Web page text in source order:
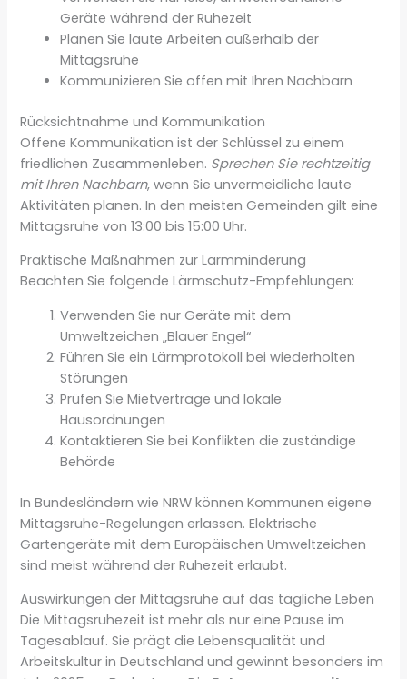
Geräte während der Ruhezeit
Planen Sie laute Arbeiten außerhalb der
Mittagsruhe
Kommunizieren Sie offen mit Ihren Nachbarn
Rücksichtnahme und Kommunikation
Offene Kommunikation ist der Schlüssel zu einem
friedlichen Zusammenleben. Sprechen Sie rechtzeitig
mit Ihren Nachbarn, wenn Sie unvermeidliche laute
Aktivitäten planen. In den meisten Gemeinden gilt eine
Mittagsruhe von 13:00 bis 15:00 Uhr.
Praktische Maßnahmen zur Lärmminderung
Beachten Sie folgende Lärmschutz-Empfehlungen:
Verwenden Sie nur Geräte mit dem
Umweltzeichen „Blauer Engel“
Führen Sie ein Lärmprotokoll bei wiederholten
Störungen
Prüfen Sie Mietverträge und lokale
Hausordnungen
Kontaktieren Sie bei Konflikten die zuständige
Behörde
In Bundesländern wie NRW können Kommunen eigene
Mittagsruhe-Regelungen erlassen. Elektrische
Gartengeräte mit dem Europäischen Umweltzeichen
sind meist während der Ruhezeit erlaubt.
Auswirkungen der Mittagsruhe auf das tägliche Leben
Die Mittagsruhezeit ist mehr als nur eine Pause im
Tagesablauf. Sie prägt die Lebensqualität und
Arbeitskultur in Deutschland und gewinnt besonders im